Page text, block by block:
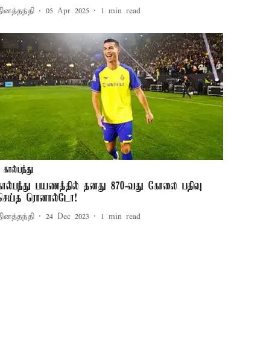
05 Apr 2025 1 min read
கால்பந்து
பயணத்தில் தனது 870-வது கோலை பதிவு
ரொனால்டோ!
24 Dec 2023 1 min read